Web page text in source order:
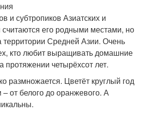
и субтропиков Азиатских и
его родными местами, но
территории Средней Азии. Очень
кто любит выращивать домашние
протяжении четырёхсот лет.
размножается. Цветёт круглый год
от белого до оранжевого. А